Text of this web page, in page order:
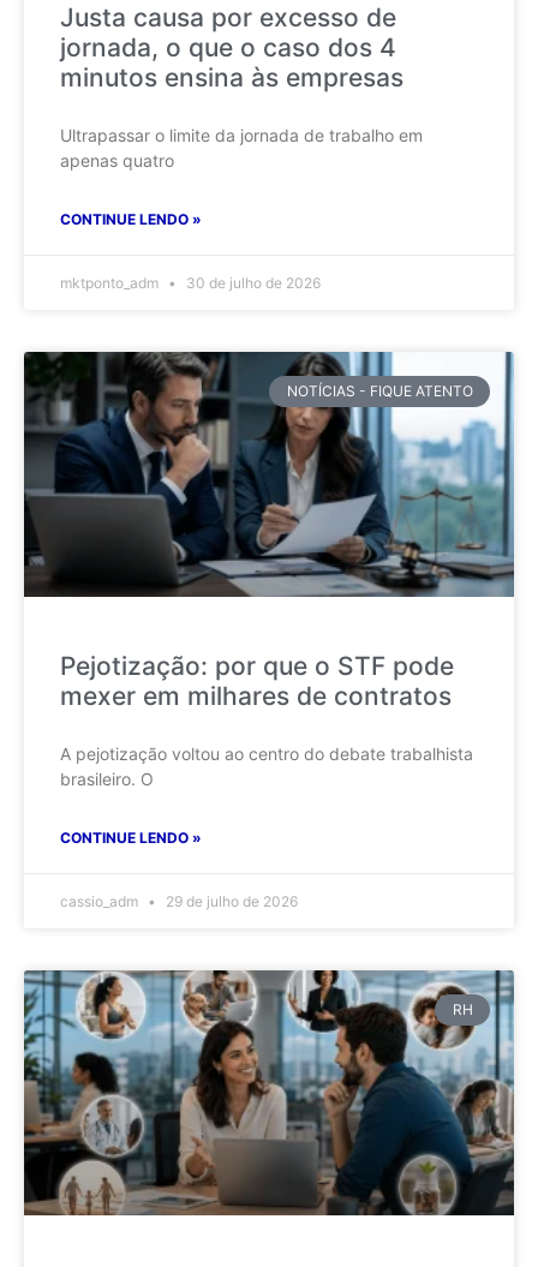
Justa causa por excesso de
jornada, o que o caso dos 4
minutos ensina às empresas
Ultrapassar o limite da jornada de trabalho em
apenas quatro
CONTINUE LENDO »
mktponto_adm 30 de julho de 2026
NOTÍCIAS - FIQUE ATENTO
Pejotização: por que o STF pode
mexer em milhares de contratos
A pejotização voltou ao centro do debate trabalhista
brasileiro. O
CONTINUE LENDO »
cassio_adm 29 de julho de 2026
RH